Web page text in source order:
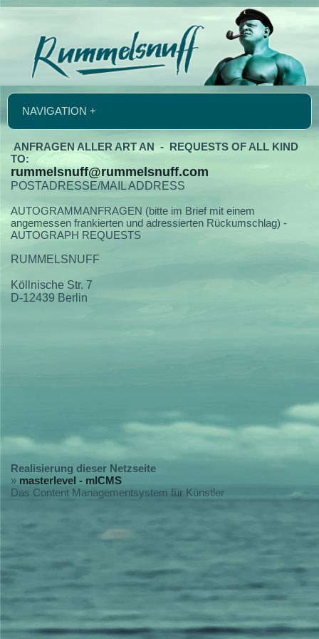
NAVIGATION +
ANFRAGEN ALLER ART AN - REQUESTS OF ALL KIND
TO:
rummelsnuff@rummelsnuff.com
POSTADRESSE/MAIL ADDRESS
AUTOGRAMMANFRAGEN (bitte im Brief mit einem
angemessen frankierten und adressierten Rückumschlag) -
AUTOGRAPH REQUESTS
RUMMELSNUFF
Köllnische Str. 7
D-12439 Berlin
Realisierung dieser Netzseite
» masterlevel - mlCMS
Das Content Managementsystem für Künstler